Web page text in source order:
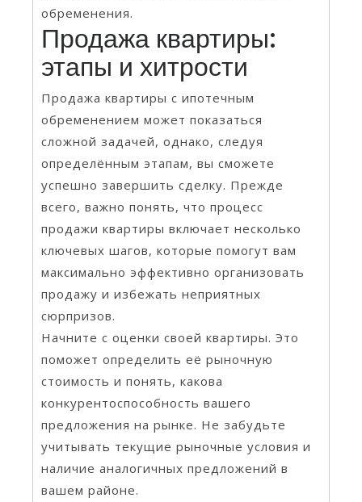
обременения.
Продажа квартиры:
этапы и хитрости
Продажа квартиры с ипотечным
обременением может показаться
сложной задачей, однако, следуя
определённым этапам, вы сможете
успешно завершить сделку. Прежде
всего, важно понять, что процесс
продажи квартиры включает несколько
ключевых шагов, которые помогут вам
максимально эффективно организовать
продажу и избежать неприятных
сюрпризов.
Начните с оценки своей квартиры. Это
поможет определить её рыночную
стоимость и понять, какова
конкурентоспособность вашего
предложения на рынке. Не забудьте
учитывать текущие рыночные условия и
наличие аналогичных предложений в
вашем районе.